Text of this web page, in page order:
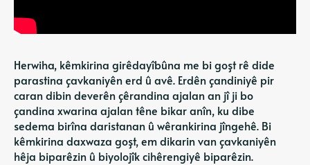
Herwiha, kêmkirina girêdayîbûna me bi goşt rê dide
parastina çavkaniyên erd û avê. Erdên çandiniyê pir
caran dibin deverên çêrandina ajalan an jî ji bo
çandina xwarina ajalan têne bikar anîn, ku dibe
sedema birîna daristanan û wêrankirina jîngehê. Bi
kêmkirina daxwaza goşt, em dikarin van çavkaniyên
hêja biparêzin û biyolojîk cihêrengiyê biparêzin.